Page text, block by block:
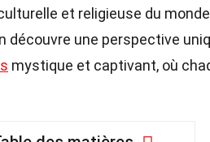
et religieuse du
une perspective
mystique et captivant, où